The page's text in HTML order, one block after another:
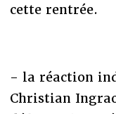
cette rentrée.
- la réaction
Christian